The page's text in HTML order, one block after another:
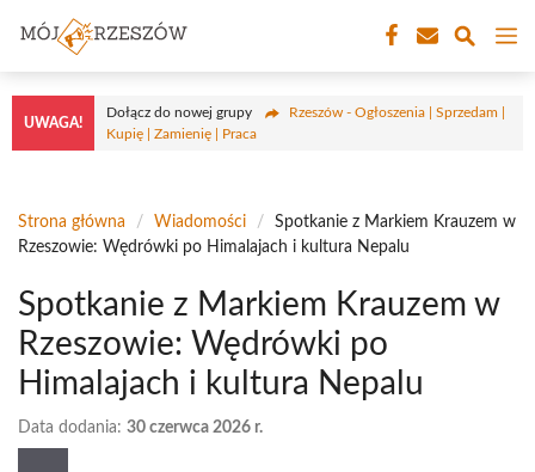
treści
UWAGA!
Dołącz do nowej grupy
Rzeszów - Ogłoszenia | Sprzedam |
Kupię | Zamienię | Praca
Strona główna / Wiadomości /
Spotkanie z Markiem Krauzem w
Rzeszowie: Wędrówki po Himalajach i kultura Nepalu
Spotkanie z Markiem Krauzem w
Rzeszowie: Wędrówki po
Himalajach i kultura Nepalu
Data dodania: 30 czerwca 2026 r.